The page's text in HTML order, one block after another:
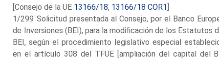
[Consejo de la UE 13166/18, 13166/18 COR1]
1/299 Solicitud presentada al Consejo, por el Banco
de Inversiones (BEI), para la modificación de los Estatutos
BEI, según el procedimiento legislativo especial
en el artículo 308 del TFUE [ampliación del capital del